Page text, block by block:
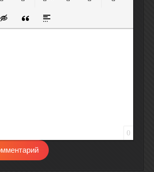
ссылку
смайликскрытого текста
Вставка цитаты
Вставка спойлера
0